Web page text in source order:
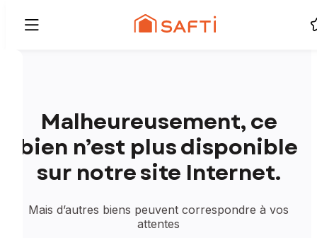
Malheureusement, ce
bien n’est plus disponible
sur notre site Internet.
Mais d’autres biens peuvent correspondre à vos
attentes